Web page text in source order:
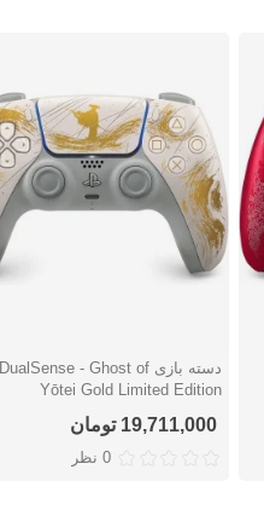
دوست داشتن
دسته بازی DualSense - Ghost of
Yōtei Gold Limited Edition
19,711,000 تومان
0 نظر